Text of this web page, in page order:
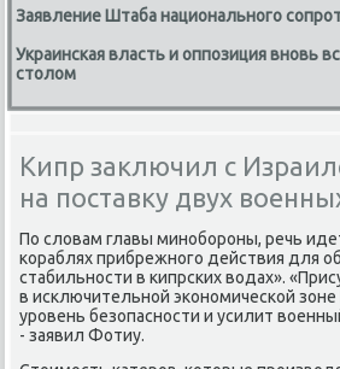
Заявление Штаба национального
Украинская власть и оппозиция вновь
столом
Кипр заключил с
на поставку двух
По словам главы минобороны, речь
кораблях прибрежного действия для
стабильности в кипрских водах».
в исключительной экономической
уровень безопасности и усилит
- заявил Фотиу.